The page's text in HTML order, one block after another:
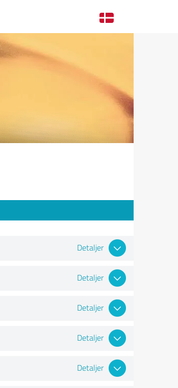
Detaljer
Detaljer
Detaljer
Detaljer
Detaljer